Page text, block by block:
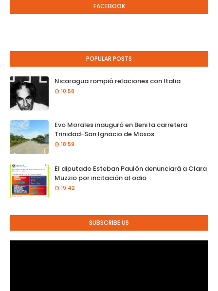
FACEBOOK
POPULAR POSTS
Nicaragua rompió relaciones con Italia
10:58
Evo Morales inauguró en Beni la carretera
Trinidad-San Ignacio de Moxos
18:59
El diputado Esteban Paulón denunciará a Clara
Muzzio por incitación al odio
19:42
SUBSCRIBE US